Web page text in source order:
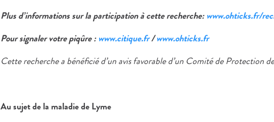
Plus d’informations sur la participation à cette recherche:www.ohticks.fr/
Pour signaler votre piqûre :www.citique.fr/www.ohticks.fr
Cette recherche a bénéficié d’un avis favorable d’un Comité de Protection
Au sujet de la maladie de Lyme